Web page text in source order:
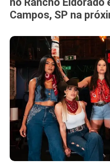
Campos, SP na